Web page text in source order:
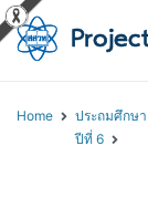
Home
ประถมศึกษา
ปีที่ 6